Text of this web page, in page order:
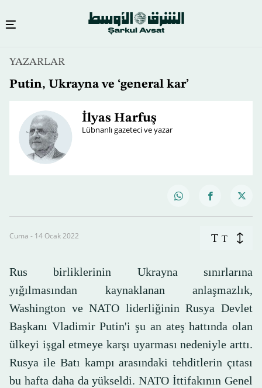
YAZARLAR
Putin, Ukrayna ve ‘general kar’
İlyas Harfuş
Lübnanlı gazeteci ve yazar
Cuma - 14 Ocak 2022 T T
Rus birliklerinin Ukrayna sınırlarına
yığılmasından kaynaklanan anlaşmazlık,
Washington ve NATO liderliğinin Rusya Devlet
Başkanı Vladimir Putin'i şu an ateş hattında olan
ülkeyi işgal etmeye karşı uyarması nedeniyle arttı.
Rusya ile Batı kampı arasındaki tehditlerin çıtası
bu hafta daha da yükseldi. NATO İttifakının Genel